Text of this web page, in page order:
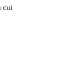
cui